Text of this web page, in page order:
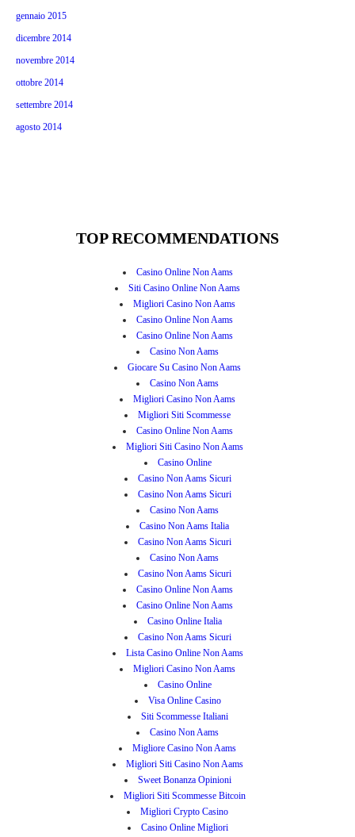
gennaio 2015
dicembre 2014
novembre 2014
ottobre 2014
settembre 2014
agosto 2014
TOP RECOMMENDATIONS
Casino Online Non Aams
Siti Casino Online Non Aams
Migliori Casino Non Aams
Casino Online Non Aams
Casino Online Non Aams
Casino Non Aams
Giocare Su Casino Non Aams
Casino Non Aams
Migliori Casino Non Aams
Migliori Siti Scommesse
Casino Online Non Aams
Migliori Siti Casino Non Aams
Casino Online
Casino Non Aams Sicuri
Casino Non Aams Sicuri
Casino Non Aams
Casino Non Aams Italia
Casino Non Aams Sicuri
Casino Non Aams
Casino Non Aams Sicuri
Casino Online Non Aams
Casino Online Non Aams
Casino Online Italia
Casino Non Aams Sicuri
Lista Casino Online Non Aams
Migliori Casino Non Aams
Casino Online
Visa Online Casino
Siti Scommesse Italiani
Casino Non Aams
Migliore Casino Non Aams
Migliori Siti Casino Non Aams
Sweet Bonanza Opinioni
Migliori Siti Scommesse Bitcoin
Migliori Crypto Casino
Casino Online Migliori